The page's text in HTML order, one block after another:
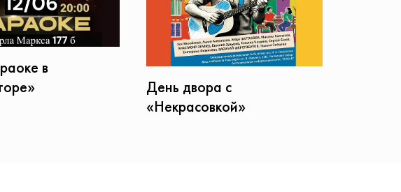
в
День двора с
«Некрасовкой»